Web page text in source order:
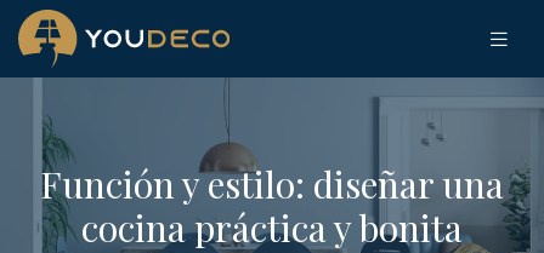
Función y estilo: diseñar una
cocina práctica y bonita